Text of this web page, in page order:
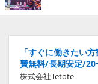
「すぐに働きたい
費無料/長期安定/
株式会社Tetote